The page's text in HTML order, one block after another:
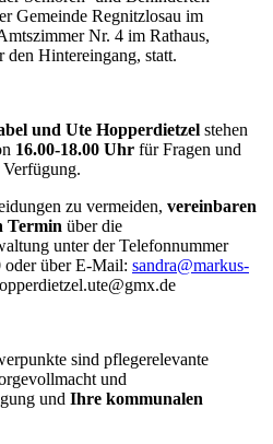
Gemeinde Regnitzlosau im
Nr. 4 im Rathaus,
den Hintereingang, statt.
und Ute Hopperdietzel stehen
16.00-18.00 Uhr für Fragen und
zu vermeiden, vereinbaren
Termin über die
unter der Telefonnummer
oder über E-Mail: sandra@markus-
sind pflegerelevante
und
und Ihre kommunalen